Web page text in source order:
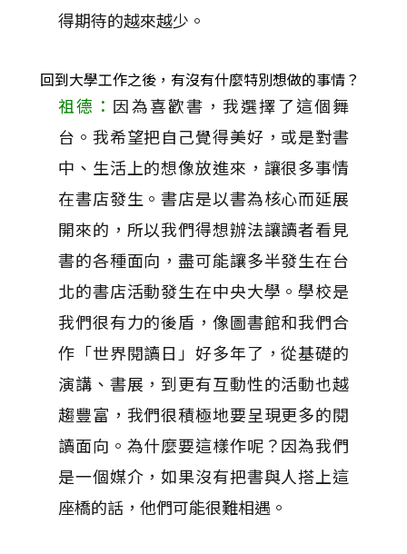
得期待的越來越少。
回到大學工作之後，有沒有什麼特別想做的事情？
祖德： 因為喜歡書，我選擇了這個舞
台。我希望把自己覺得美好，或是對書
中、生活上的想像放進來，讓很多事情
在書店發生。書店是以書為核心而延展
開來的，所以我們得想辦法讓讀者看見
書的各種面向，盡可能讓多半發生在台
北的書店活動發生在中央大學。學校是
我們很有力的後盾，像圖書館和我們合
作「世界閱讀日」好多年了，從基礎的
演講、書展，到更有互動性的活動也越
趨豐富，我們很積極地要呈現更多的閱
讀面向。為什麼要這樣作呢？因為我們
是一個媒介，如果沒有把書與人搭上這
座橋的話，他們可能很難相遇。